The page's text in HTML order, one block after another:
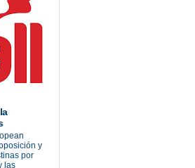
y
por
las